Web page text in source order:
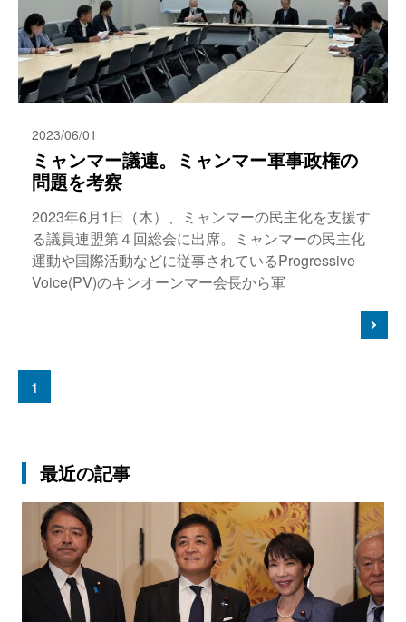
2023/06/01
ミャンマー議連。ミャンマー軍事政権の
問題を考察
2023年6月1日（木）、ミャンマーの民主化を支援す
る議員連盟第４回総会に出席。ミャンマーの民主化
運動や国際活動などに従事されているProgressive
Voice(PV)のキンオーンマー会長から軍
1
最近の記事